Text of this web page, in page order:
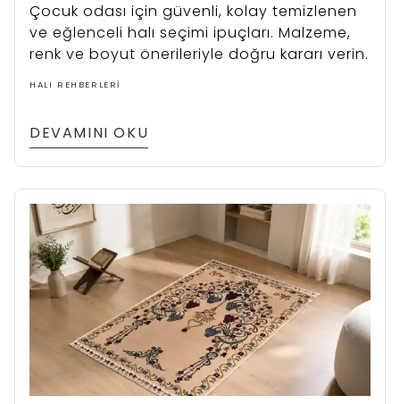
Çocuk odası için güvenli, kolay temizlenen
ve eğlenceli halı seçimi ipuçları. Malzeme,
renk ve boyut önerileriyle doğru kararı verin.
HALI REHBERLERI
DEVAMINI OKU